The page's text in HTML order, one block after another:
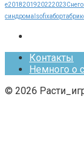
е2018201920222023
синдрома Isofixаборт
Контакты
Немного о
© 2026